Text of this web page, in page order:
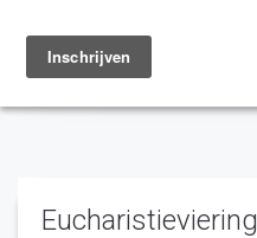
Toggle
navigation
Eucharistieviering